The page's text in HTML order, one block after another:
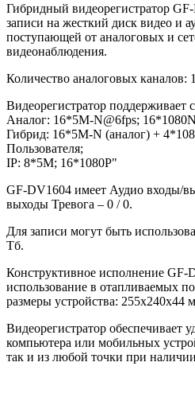
Гибридный видеорегистратор
записи на жесткий диск видео и
поступающей от аналоговых и
видеонаблюдения.
Количество аналоговых каналов:
Видеорегистратор
Аналог: 16*5M-N@6fps;
Гибрид: 16*5М-N (аналог) +
Пользователя;
IP: 8*5M; 16*1080P"
GF-DV1604 имеет Аудио входы/
выходы Тревога – 0 / 0.
Для записи могут быть
Тб.
Конструктивное исполнение GF-
использование в отапливаемых
размеры устройства: 255x240x44
Видеорегистратор обеспечивает
компьютера или мобильных
так и из любой точки при